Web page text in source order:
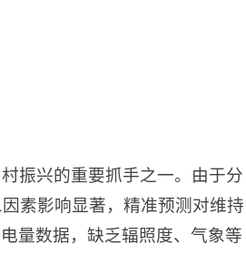
振兴的重要抓手之一。由于分
素影响显著，精准预测对维持
量数据，缺乏辐照度、气象等